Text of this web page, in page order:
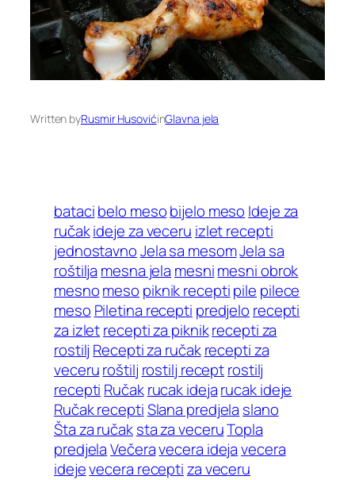
Written byRusmir HusovićinGlavna jela
batacibelo mesobijelo meso Ideje za
ručakideje za veceru izlet recepti
jednostavnoJela sa mesomJela sa
roštilja mesna jela mesnimesni obrok
mesnomeso piknik receptipile pilece
meso Piletina recepti predjelo recepti
za izletrecepti za piknikrecepti za
rostilj Recepti za ručak recepti za
veceruroštilj rostilj receptrostilj
recepti Ručak rucak idejarucak ideje
Ručak receptiSlana predjela slano
Šta za ručaksta za veceruTopla
predjelaVečeravecera idejavecera
idejevecera receptiza veceru